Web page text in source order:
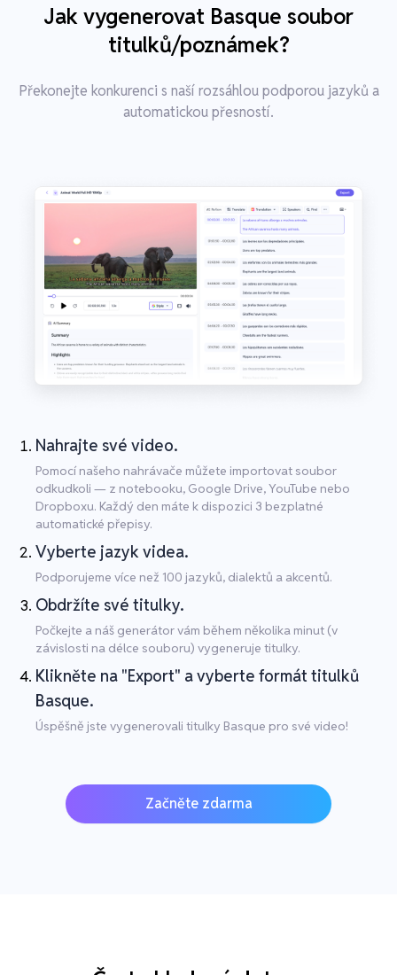
Jak vygenerovat Basque soubor
titulků/poznámek?
Překonejte konkurenci s naší rozsáhlou podporou jazyků a
automatickou přesností.
Nahrajte své video.
Pomocí našeho nahrávače můžete importovat soubor
odkudkoli — z notebooku, Google Drive, YouTube nebo
Dropboxu. Každý den máte k dispozici 3 bezplatné
automatické přepisy.
Vyberte jazyk videa.
Podporujeme více než 100 jazyků, dialektů a akcentů.
Obdržíte své titulky.
Počkejte a náš generátor vám během několika minut (v
závislosti na délce souboru) vygeneruje titulky.
Klikněte na "Export" a vyberte formát titulků
Basque.
Úspěšně jste vygenerovali titulky Basque pro své video!
Začněte zdarma